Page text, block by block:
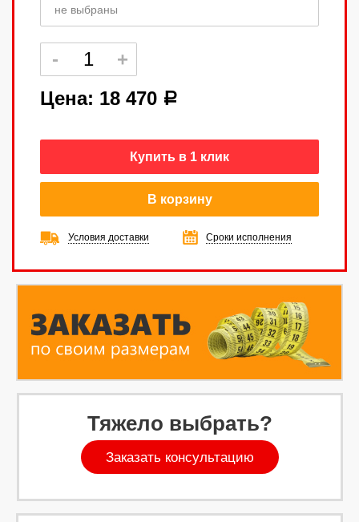
не выбраны
Цена: 18 470 a
Купить в 1 клик
В корзину
Условия доставки Сроки исполнения
Тяжело выбрать?
Заказать консультацию